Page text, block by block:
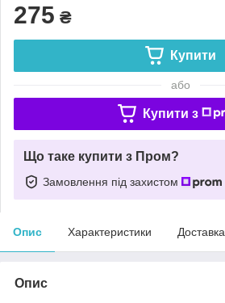
275 ₴
Купити
або
Купити з
Що таке купити з Пром?
Замовлення під захистом
Опис Характеристики Доставка
Опис